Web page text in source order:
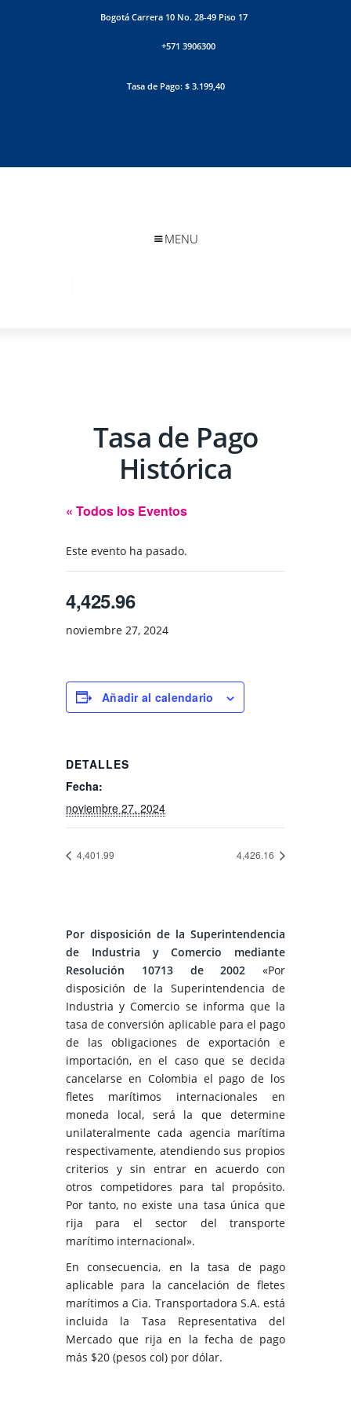
Bogotá Carrera 10 No. 28-49 Piso 17
+571 3906300
Tasa de Pago: $ 3.199,40
MENU
Tasa de Pago
Histórica
« Todos los Eventos
Este evento ha pasado.
4,425.96
noviembre 27, 2024
Añadir al calendario
DETALLES
Fecha:
noviembre 27, 2024
4,401.99 4,426.16
Por disposición de la Superintendencia
de Industria y Comercio mediante
Resolución 10713 de 2002 «Por
disposición de la Superintendencia de
Industria y Comercio se informa que la
tasa de conversión aplicable para el pago
de las obligaciones de exportación e
importación, en el caso que se decida
cancelarse en Colombia el pago de los
fletes marítimos internacionales en
moneda local, será la que determine
unilateralmente cada agencia marítima
respectivamente, atendiendo sus propios
criterios y sin entrar en acuerdo con
otros competidores para tal propósito.
Por tanto, no existe una tasa única que
rija para el sector del transporte
marítimo internacional».
En consecuencia, en la tasa de pago
aplicable para la cancelación de fletes
marítimos a Cia. Transportadora S.A. está
incluida la Tasa Representativa del
Mercado que rija en la fecha de pago
más $20 (pesos col) por dólar.